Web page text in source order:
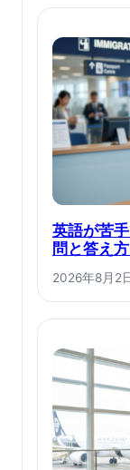
英語が苦
問と答え
2026年8月2